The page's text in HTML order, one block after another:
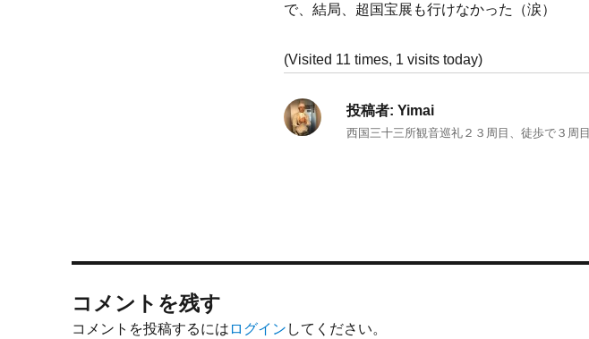
で、結局、超国宝展も行けなかった（涙）
(Visited 11 times, 1 visits today)
投稿者: Yimai
西国三十三所観音巡礼２３周目、徒歩で３周目
コメントを残す
コメントを投稿するには ログイン してください。